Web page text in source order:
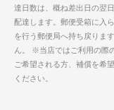
達日数は、概ね差出日の翌
配達します。郵便受箱に入
を行う郵便局へ持ち戻りま
ん。 ※当店ではご利用の際
ご希望される方、補償を希
ください。